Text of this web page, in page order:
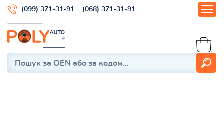
(099) 371-31-91 (068) 371-31-91